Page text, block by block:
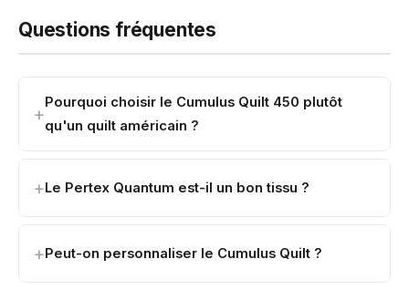
Questions fréquentes
Pourquoi choisir le Cumulus Quilt 450 plutôt
qu'un quilt américain ?
Le Pertex Quantum est-il un bon tissu ?
Peut-on personnaliser le Cumulus Quilt ?